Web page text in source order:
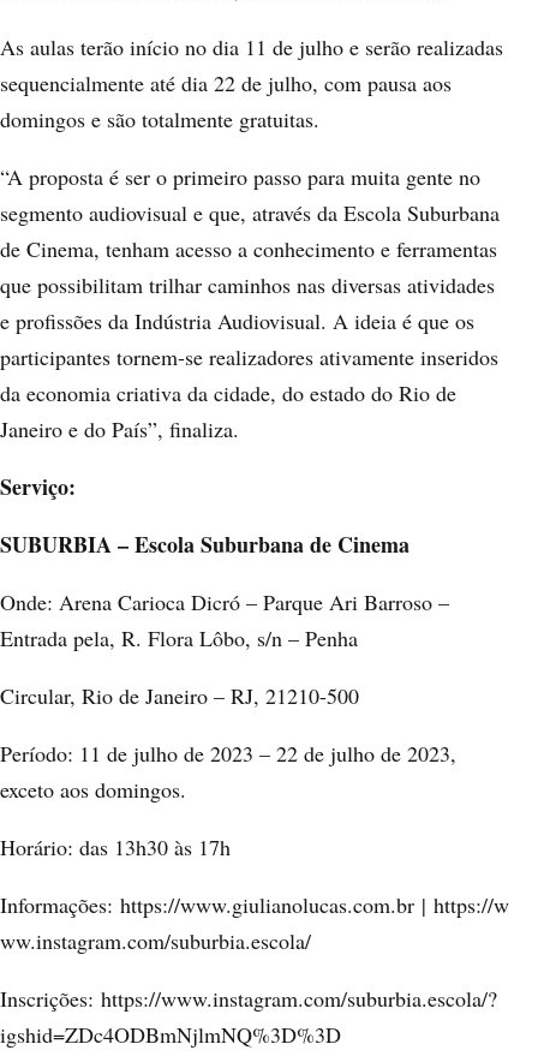
As aulas terão início no dia 11 de julho e serão realizadas
sequencialmente até dia 22 de julho, com pausa aos
domingos e são totalmente gratuitas.
“A proposta é ser o primeiro passo para muita gente no
segmento audiovisual e que, através da Escola Suburbana
de Cinema, tenham acesso a conhecimento e ferramentas
que possibilitam trilhar caminhos nas diversas atividades
e profissões da Indústria Audiovisual. A ideia é que os
participantes tornem-se realizadores ativamente inseridos
da economia criativa da cidade, do estado do Rio de
Janeiro e do País”, finaliza.
Serviço:
SUBURBIA – Escola Suburbana de Cinema
Onde: Arena Carioca Dicró – Parque Ari Barroso –
Entrada pela, R. Flora Lôbo, s/n – Penha
Circular, Rio de Janeiro – RJ, 21210-500
Período: 11 de julho de 2023 – 22 de julho de 2023,
exceto aos domingos.
Horário: das 13h30 às 17h
Informações: https://www.giulianolucas.com.br | https://w
ww.instagram.com/suburbia.escola/
Inscrições: https://www.instagram.com/suburbia.escola/?
igshid=ZDc4ODBmNjlmNQ%3D%3D